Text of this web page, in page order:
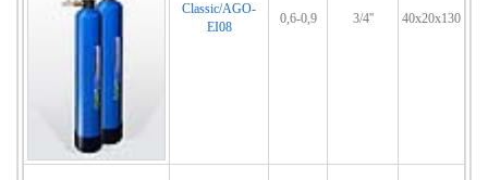
Classic/AGO-
EI08
0,6-0,9 3/4'' 40x20x130